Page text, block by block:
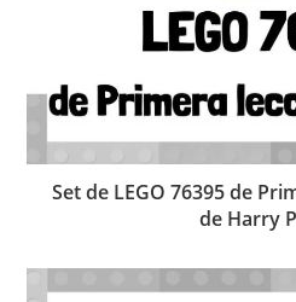
Set de LEGO 76395 de
de Harry